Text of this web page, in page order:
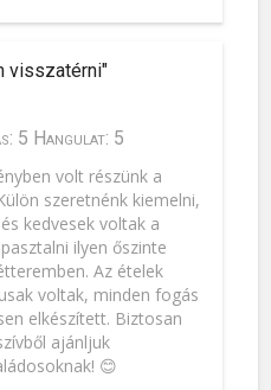
visszatérni"
5 Hangulat: 5
volt részünk a
szeretnénk kiemelni,
kedvesek voltak a
ilyen őszinte
Az ételek
voltak, minden fogás
elkészített. Biztosan
ajánljuk
😊